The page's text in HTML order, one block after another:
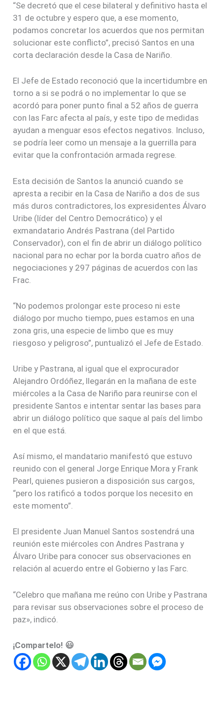
“Se decretó que el cese bilateral y definitivo hasta el
31 de octubre y espero que, a ese momento,
podamos concretar los acuerdos que nos permitan
solucionar este conflicto”, precisó Santos en una
corta declaración desde la Casa de Nariño.
El Jefe de Estado reconoció que la incertidumbre en
torno a si se podrá o no implementar lo que se
acordó para poner punto final a 52 años de guerra
con las Farc afecta al país, y este tipo de medidas
ayudan a menguar esos efectos negativos. Incluso,
se podría leer como un mensaje a la guerrilla para
evitar que la confrontación armada regrese.
Esta decisión de Santos la anunció cuando se
apresta a recibir en la Casa de Nariño a dos de sus
más duros contradictores, los expresidentes Álvaro
Uribe (líder del Centro Democrático) y el
exmandatario Andrés Pastrana (del Partido
Conservador), con el fin de abrir un diálogo político
nacional para no echar por la borda cuatro años de
negociaciones y 297 páginas de acuerdos con las
Frac.
“No podemos prolongar este proceso ni este
diálogo por mucho tiempo, pues estamos en una
zona gris, una especie de limbo que es muy
riesgoso y peligroso”, puntualizó el Jefe de Estado.
Uribe y Pastrana, al igual que el exprocurador
Alejandro Ordóñez, llegarán en la mañana de este
miércoles a la Casa de Nariño para reunirse con el
presidente Santos e intentar sentar las bases para
abrir un diálogo político que saque al país del limbo
en el que está.
Así mismo, el mandatario manifestó que estuvo
reunido con el general Jorge Enrique Mora y Frank
Pearl, quienes pusieron a disposición sus cargos,
“pero los ratificó a todos porque los necesito en
este momento”.
El presidente Juan Manuel Santos sostendrá una
reunión este miércoles con Andres Pastrana y
Álvaro Uribe para conocer sus observaciones en
relación al acuerdo entre el Gobierno y las Farc.
“Celebro que mañana me reúno con Uribe y Pastrana
para revisar sus observaciones sobre el proceso de
paz», indicó.
¡Compartelo! 😃